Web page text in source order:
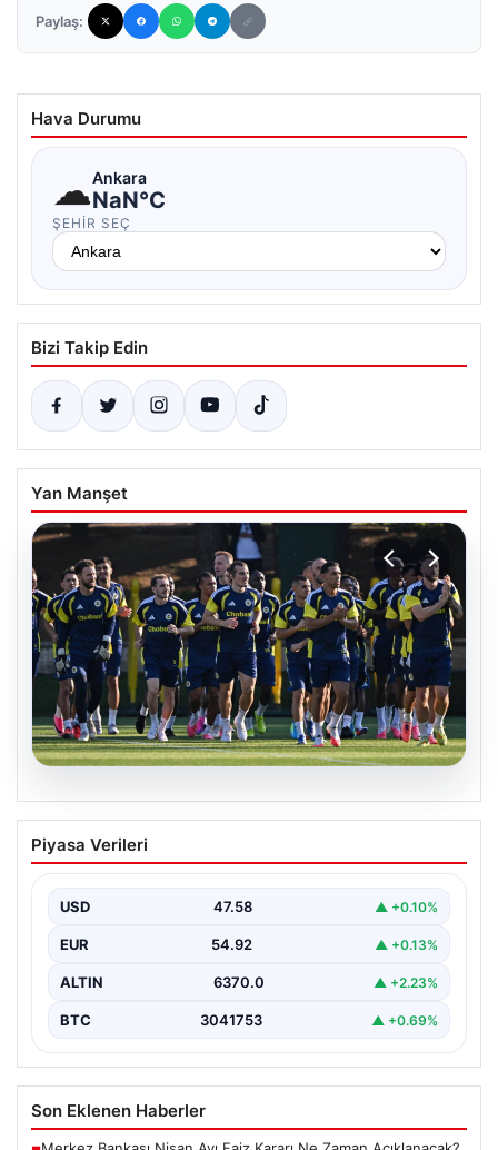
Paylaş:
Hava Durumu
☁Ankara
NaN°C
ŞEHIR SEÇ
Bizi Takip Edin
Yan Manşet
05.08.2026
Fenerbahçe’nin Avrupa kadrosunda
Sturm Graz maçı öncesi değişiklik!
Piyasa Verileri
USD 47.58 ▲ +0.10%
EUR 54.92 ▲ +0.13%
ALTIN 6370.0 ▲ +2.23%
BTC 3041753 ▲ +0.69%
Son Eklenen Haberler